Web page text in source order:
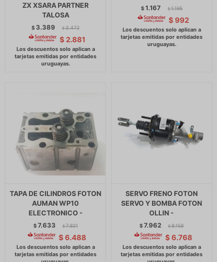
ZX XSARA PARTNER
TALOSA
$ 3.389 $ 3.472
$ 2.881
$1.167 $ 1.195
$ 992
TAPA DE CILINDROS FOTON
AUMAN WP10
ELECTRONICO -
$7.633 $ 7.821
$ 6.488
SERVO FRENO FOTON
SERVO Y BOMBA FOTON
OLLIN -
$7.962 $ 8.158
$ 6.768